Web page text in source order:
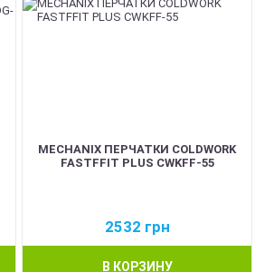
MECHANIX ПЕРЧАТКИ COLDWORK
FASTFFIT PLUS CWKFF-55
2532 грн
В КОРЗИНУ